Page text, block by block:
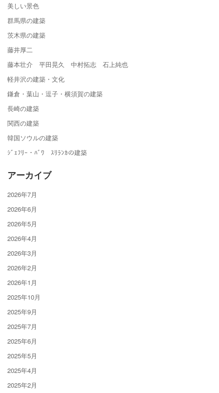
美しい景色
群馬県の建築
茨木県の建築
藤井厚二
藤本壮介 平田晃久 中村拓志 石上純也
軽井沢の建築・文化
鎌倉・葉山・逗子・横須賀の建築
長崎の建築
関西の建築
韓国ソウルの建築
ｼﾞｪﾌﾘｰ・ﾊﾞﾜ ｽﾘﾗﾝｶの建築
アーカイブ
2026年7月
2026年6月
2026年5月
2026年4月
2026年3月
2026年2月
2026年1月
2025年10月
2025年9月
2025年7月
2025年6月
2025年5月
2025年4月
2025年2月